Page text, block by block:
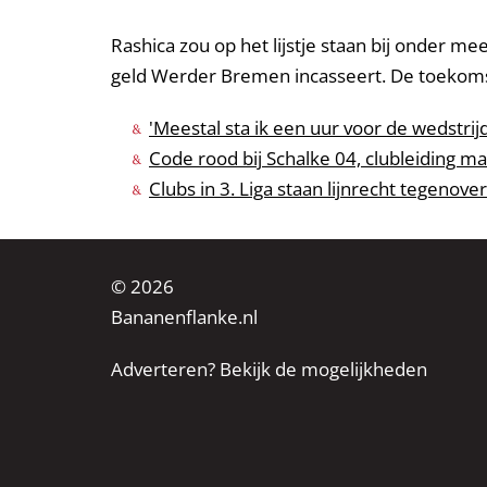
Rashica zou op het lijstje staan bij onder
geld Werder Bremen incasseert. De
'Meestal sta ik een uur voor de
Code rood bij Schalke 04, clubleiding
Clubs in 3. Liga staan lijnrecht
© 2026
Bananenflanke.nl
Adverteren? Bekijk de mogelijkheden